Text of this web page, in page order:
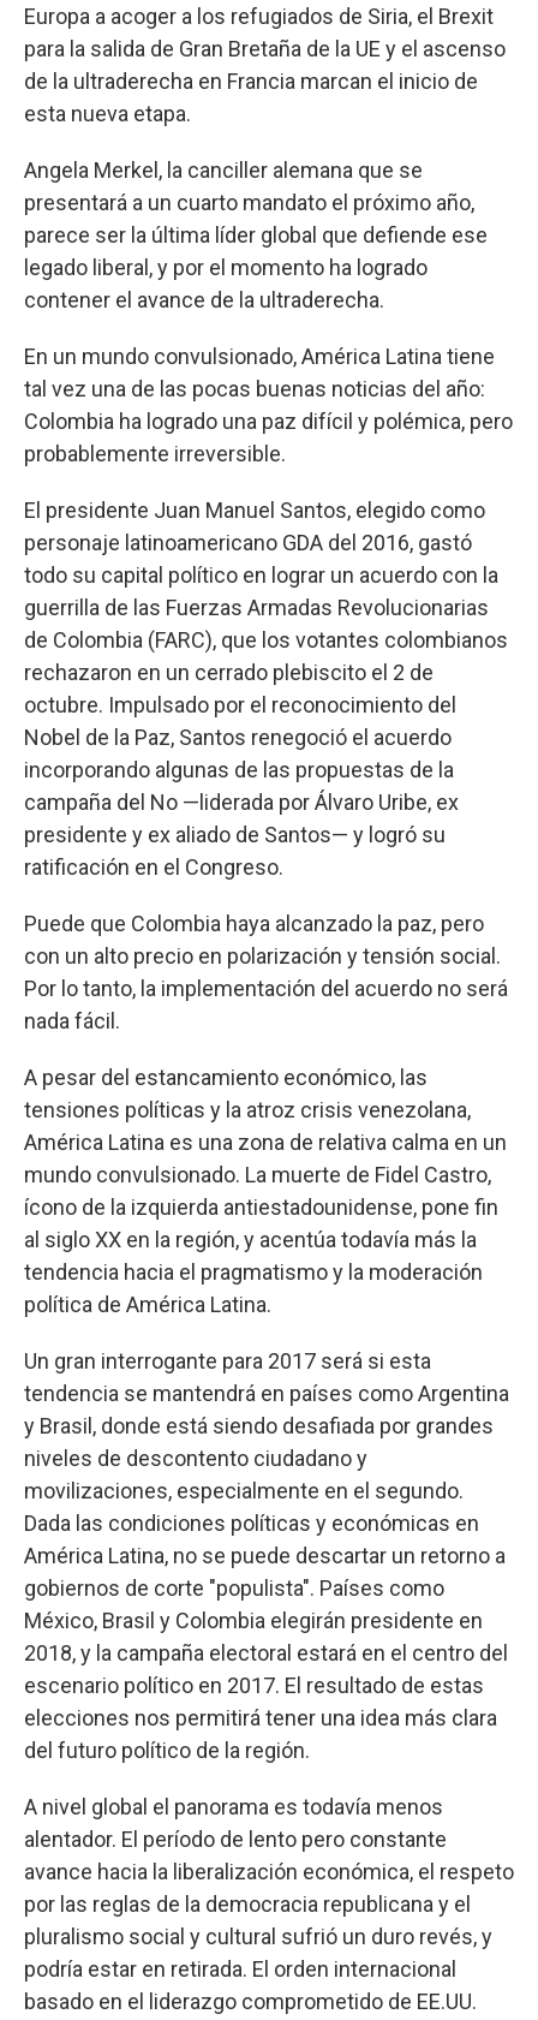
Europa a acoger a los refugiados de Siria, el Brexit
para la salida de Gran Bretaña de la UE y el ascenso
de la ultraderecha en Francia marcan el inicio de
esta nueva etapa.
Angela Merkel, la canciller alemana que se
presentará a un cuarto mandato el próximo año,
parece ser la última líder global que defiende ese
legado liberal, y por el momento ha logrado
contener el avance de la ultraderecha.
En un mundo convulsionado, América Latina tiene
tal vez una de las pocas buenas noticias del año:
Colombia ha logrado una paz difícil y polémica, pero
probablemente irreversible.
El presidente Juan Manuel Santos, elegido como
personaje latinoamericano GDA del 2016, gastó
todo su capital político en lograr un acuerdo con la
guerrilla de las Fuerzas Armadas Revolucionarias
de Colombia (FARC), que los votantes colombianos
rechazaron en un cerrado plebiscito el 2 de
octubre. Impulsado por el reconocimiento del
Nobel de la Paz, Santos renegoció el acuerdo
incorporando algunas de las propuestas de la
campaña del No —liderada por Álvaro Uribe, ex
presidente y ex aliado de Santos— y logró su
ratificación en el Congreso.
Puede que Colombia haya alcanzado la paz, pero
con un alto precio en polarización y tensión social.
Por lo tanto, la implementación del acuerdo no será
nada fácil.
A pesar del estancamiento económico, las
tensiones políticas y la atroz crisis venezolana,
América Latina es una zona de relativa calma en un
mundo convulsionado. La muerte de Fidel Castro,
ícono de la izquierda antiestadounidense, pone fin
al siglo XX en la región, y acentúa todavía más la
tendencia hacia el pragmatismo y la moderación
política de América Latina.
Un gran interrogante para 2017 será si esta
tendencia se mantendrá en países como Argentina
y Brasil, donde está siendo desafiada por grandes
niveles de descontento ciudadano y
movilizaciones, especialmente en el segundo.
Dada las condiciones políticas y económicas en
América Latina, no se puede descartar un retorno a
gobiernos de corte "populista". Países como
México, Brasil y Colombia elegirán presidente en
2018, y la campaña electoral estará en el centro del
escenario político en 2017. El resultado de estas
elecciones nos permitirá tener una idea más clara
del futuro político de la región.
A nivel global el panorama es todavía menos
alentador. El período de lento pero constante
avance hacia la liberalización económica, el respeto
por las reglas de la democracia republicana y el
pluralismo social y cultural sufrió un duro revés, y
podría estar en retirada. El orden internacional
basado en el liderazgo comprometido de EE.UU.